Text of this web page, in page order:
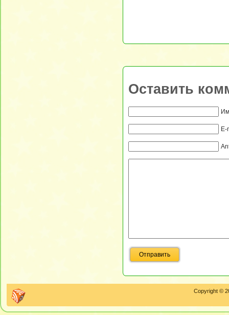
Оставить
E-
Copyright ©